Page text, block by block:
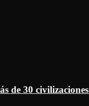
de 30